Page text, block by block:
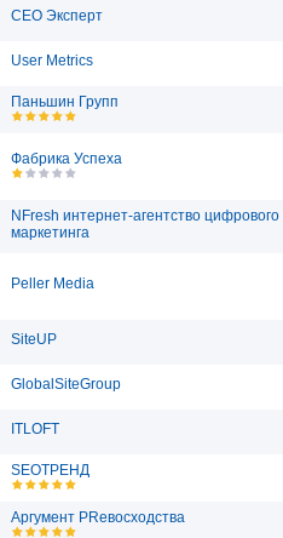
СЕО Эксперт
User Metrics
Паньшин Групп
Фабрика Успеха
NFresh интернет-агентство цифрового
маркетинга
Peller Media
SiteUP
GlobalSiteGroup
ITLOFT
SEOТРЕНД
Аргумент PRевосходства